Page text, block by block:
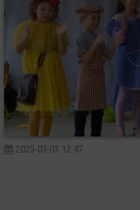
2025-03-03 12:47